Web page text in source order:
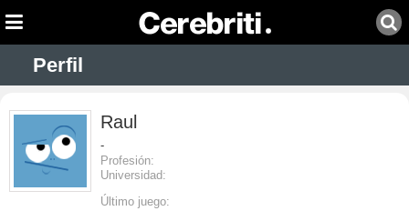
Perfil
Raul
-
Profesión:
Universidad:
Último juego: